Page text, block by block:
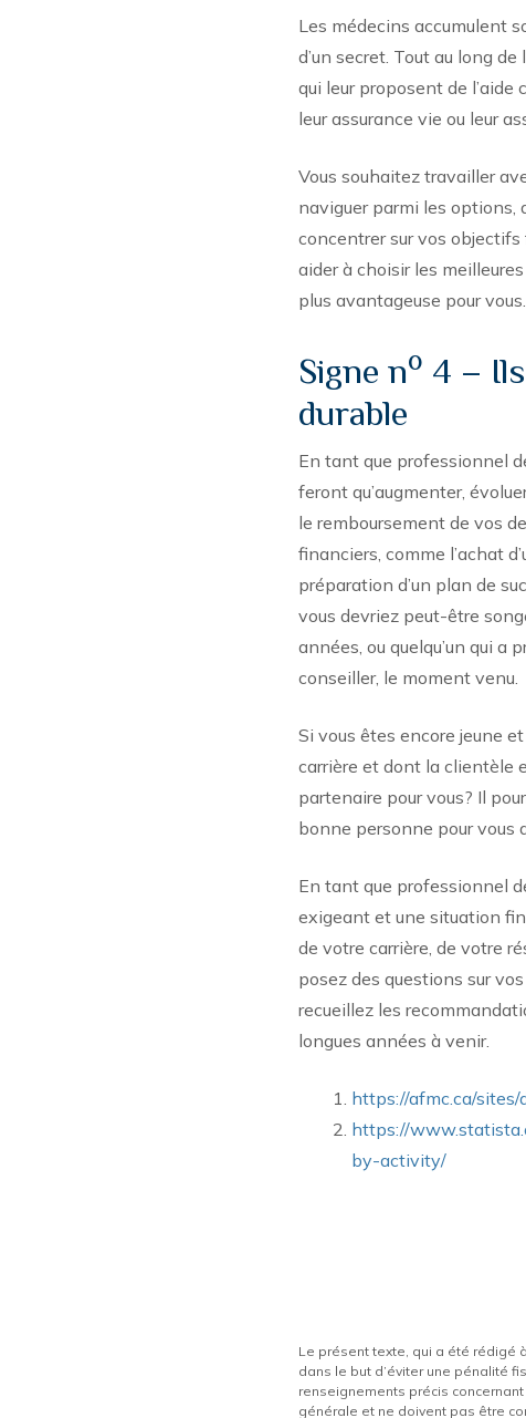
Les médecins accumulent
d’un secret. Tout au long
qui leur proposent de l’aide
leur assurance vie ou leur
Vous souhaitez travailler
naviguer parmi les options,
concentrer sur vos objectifs
aider à choisir les
plus avantageuse pour vous.
Signe no 4 –
durable
En tant que professionnel
feront qu’augmenter,
le remboursement de vos
financiers, comme l’achat
préparation d’un plan de
vous devriez peut-être
années, ou quelqu’un qui
conseiller, le moment venu.
Si vous êtes encore jeune
carrière et dont la clientèle
partenaire pour vous? Il
bonne personne pour vous
En tant que professionnel
exigeant et une situation
de votre carrière, de votre
posez des questions sur
recueillez les
longues années à venir.
https://afmc.ca/
https://
by-activity/
Le présent texte, qui a été rédigé
dans le but d’éviter une pénalité
renseignements précis
générale et ne doivent pas être